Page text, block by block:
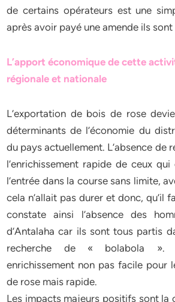
de certains opérateurs est une
après avoir payé une amende ils sont
L’apport économique de cette
régionale et nationale
L’exportation de bois de rose
déterminants de l’économie du
du pays actuellement. L’absence de
l’enrichissement rapide de ceux
l’entrée dans la course sans limite,
cela n’allait pas durer et donc, qu’il
constate ainsi l’absence des
d’Antalaha car ils sont tous partis
recherche de « bolabola ».
enrichissement non pas facile pour
de rose mais rapide.
Les impacts majeurs positifs sont la